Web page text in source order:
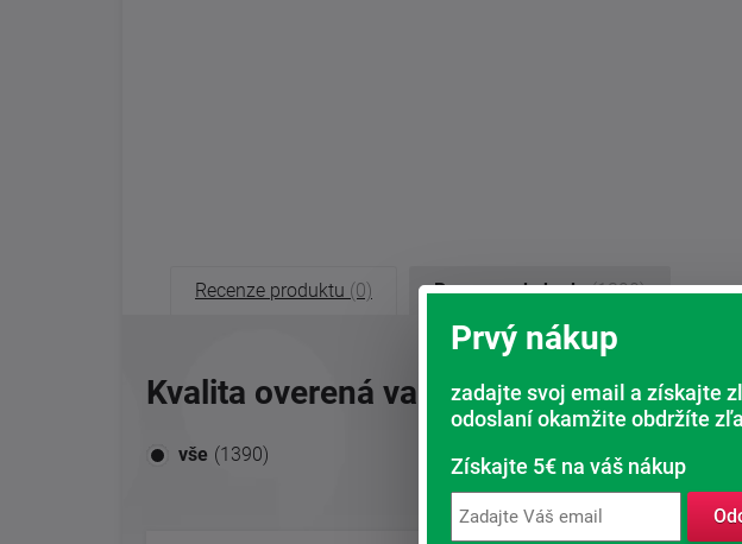
Recenze produktu (0) Recenze obchodu(1390)
Kvalita overená vami, našimi
vše (1390)
Prvý nákup
zadajte svoj email a získajte
odoslaní okamžite obdržíte
Získajte 5€ na váš nákup